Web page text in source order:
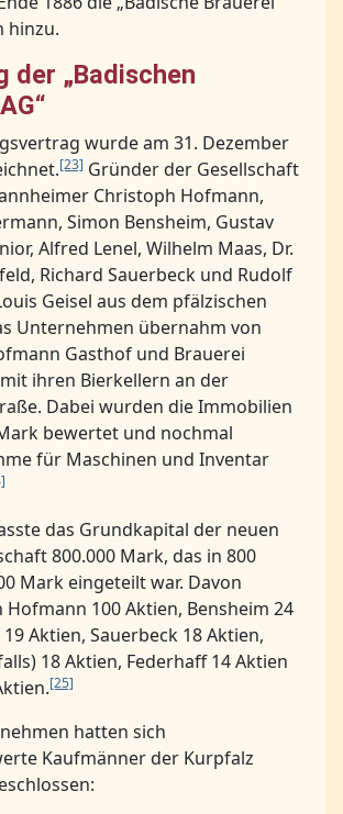
hinzu.
der „Badischen
wurde am 31. Dezember
[23] Gründer der Gesellschaft
Christoph Hofmann,
Simon Bensheim, Gustav
Alfred Lenel, Wilhelm Maas, Dr.
Richard Sauerbeck und Rudolf
Geisel aus dem pfälzischen
Unternehmen übernahm von
Gasthof und Brauerei
mit ihren Bierkellern an der
Dabei wurden die Immobilien
bewertet und nochmal
für Maschinen und Inventar
das Grundkapital der neuen
800.000 Mark, das in 800
Mark eingeteilt war. Davon
100 Aktien, Bensheim 24
Aktien, Sauerbeck 18 Aktien,
18 Aktien, Federhaff 14 Aktien
[25]
hatten sich
Kaufmänner der Kurpfalz